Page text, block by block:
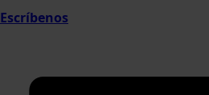
Escríbenos